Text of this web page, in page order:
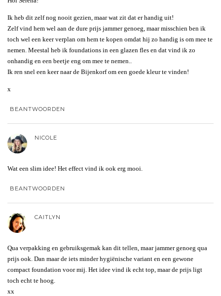
Ik heb dit zelf nog nooit gezien, maar wat zit dat er handig uit!
Zelf vind hem wel aan de dure prijs jammer genoeg, maar misschien ben ik
toch wel een keer verplan om hem te kopen omdat hij zo handig is om mee te
nemen. Meestal heb ik foundations in een glazen fles en dat vind ik zo
onhandig en een beetje eng om mee te nemen..
Ik ren snel een keer naar de Bijenkorf om een goede kleur te vinden!
x
BEANTWOORDEN
NICOLE
Wat een slim idee! Het effect vind ik ook erg mooi.
BEANTWOORDEN
CAITLYN
Qua verpakking en gebruiksgemak kan dit tellen, maar jammer genoeg qua
prijs ook. Dan maar de iets minder hygiënische variant en een gewone
compact foundation voor mij. Het idee vind ik echt top, maar de prijs ligt
toch echt te hoog.
xx